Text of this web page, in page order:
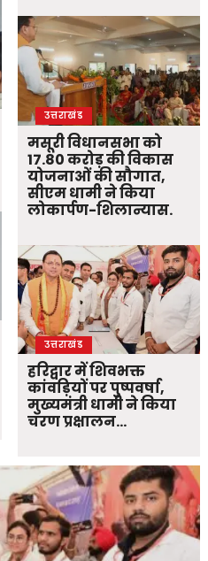
उत्तराखंड
मसूरी विधानसभा को
17.80 करोड़ की विकास
योजनाओं की सौगात,
सीएम धामी ने किया
लोकार्पण-शिलान्यास.
उत्तराखंड
हरिद्वार में शिवभक्त
कांवड़ियों पर पुष्पवर्षा,
मुख्यमंत्री धामी ने किया
चरण प्रक्षालन…